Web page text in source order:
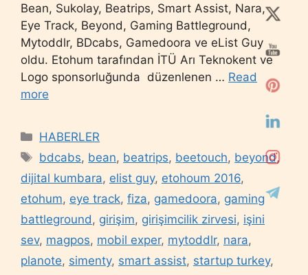
Bean, Sukolay, Beatrips, Smart Assist, Nara,
Eye Track, Beyond, Gaming Battleground,
Mytoddlr, BDcabs, Gamedoora ve eList Guy
oldu. Etohum tarafından İTÜ Arı Teknokent ve
Logo sponsorluğunda düzenlenen … Read
more
Categories
HABERLER
Tags
bdcabs, bean, beatrips, beetouch, beyond,
dijital kumbara, elist guy, etohoum 2016,
etohum, eye track, fiza, gamedoora, gaming
battleground , girişim, girişimcilik zirvesi, işini
sev, magpos, mobil exper, mytoddlr, nara,
planote, simenty, smart assist, startup turkey,